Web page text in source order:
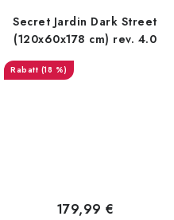
Secret Jardin Dark Street
(120x60x178 cm) rev. 4.0
(18 %)
179,99 €